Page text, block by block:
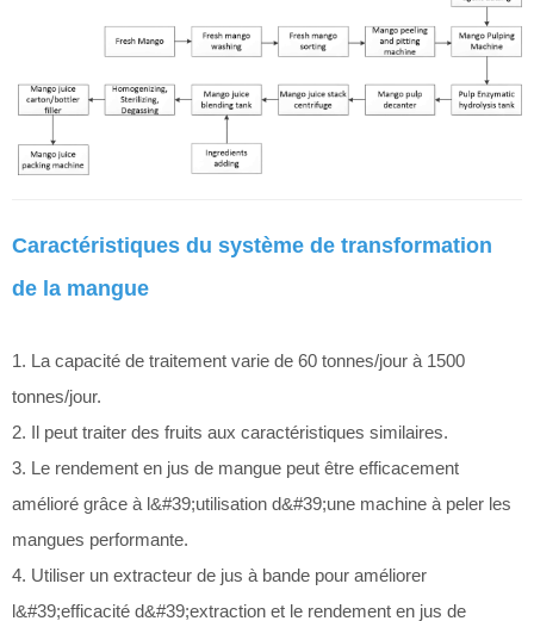
Caractéristiques du système de transformation
de la mangue
1. La capacité de traitement varie de 60 tonnes/jour à 1500
tonnes/jour.
2. Il peut traiter des fruits aux caractéristiques similaires.
3. Le rendement en jus de mangue peut être efficacement
amélioré grâce à l&#39;utilisation d&#39;une machine à peler les
mangues performante.
4. Utiliser un extracteur de jus à bande pour améliorer
l&#39;efficacité d&#39;extraction et le rendement en jus de